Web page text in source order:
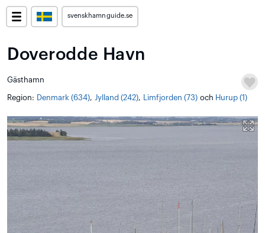
svenskhamnguide.se
Doverodde Havn
Gästhamn
Region: Denmark (634), Jylland (242), Limfjorden (73) och Hurup (1)